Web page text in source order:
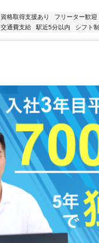
資格取得支援あり フリーター歓迎
交通費支給 駅近5分以内 シフト制